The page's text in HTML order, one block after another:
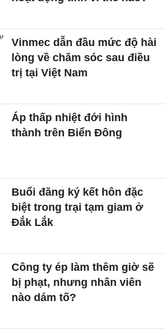
Vinmec dẫn đầu mức độ hài
lòng về chăm sóc sau điều
trị tại Việt Nam
Áp thấp nhiệt đới hình
thành trên Biển Đông
Buổi đăng ký kết hôn đặc
biệt trong trại tạm giam ở
Đắk Lắk
Công ty ép làm thêm giờ sẽ
bị phạt, nhưng nhân viên
nào dám tố?